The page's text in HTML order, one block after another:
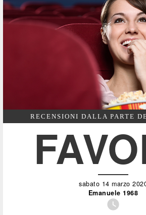
RECENSIONI DALLA PARTE
sabato 14 marzo
Emanuele 1968
